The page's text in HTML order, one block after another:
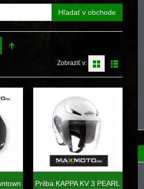
Hľadať v obchode
Zobraziť v:
Prilba KAPPA KV 3 PEARL